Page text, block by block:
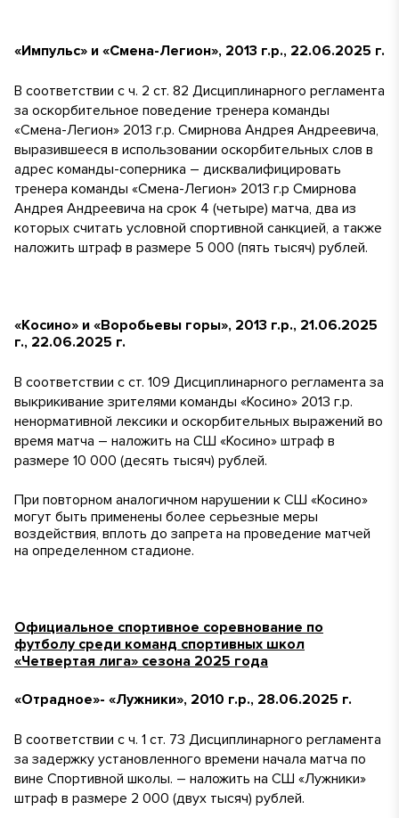
«Импульс» и «Смена-Легион», 2013 г.р., 22.06.2025 г.
В соответствии с ч. 2 ст. 82 Дисциплинарного регламента
за оскорбительное поведение тренера команды
«Смена-Легион» 2013 г.р. Смирнова Андрея Андреевича,
выразившееся в использовании оскорбительных слов в
адрес команды-соперника – дисквалифицировать
тренера команды «Смена-Легион» 2013 г.р Смирнова
Андрея Андреевича на срок 4 (четыре) матча, два из
которых считать условной спортивной санкцией, а также
наложить штраф в размере 5 000 (пять тысяч) рублей.
«Косино» и «Воробьевы горы», 2013 г.р., 21.06.2025
г., 22.06.2025 г.
В соответствии с ст. 109 Дисциплинарного регламента за
выкрикивание зрителями команды «Косино» 2013 г.р.
ненормативной лексики и оскорбительных выражений во
время матча – наложить на СШ «Косино» штраф в
размере 10 000 (десять тысяч) рублей.
При повторном аналогичном нарушении к СШ «Косино»
могут быть применены более серьезные меры
воздействия, вплоть до запрета на проведение матчей
на определенном стадионе.
Официальное спортивное соревнование по
футболу среди команд спортивных школ
«Четвертая лига» сезона 2025 года
«Отрадное»- «Лужники», 2010 г.р., 28.06.2025 г.
В соответствии с ч. 1 ст. 73 Дисциплинарного регламента
за задержку установленного времени начала матча по
вине Спортивной школы. – наложить на СШ «Лужники»
штраф в размере 2 000 (двух тысяч) рублей.